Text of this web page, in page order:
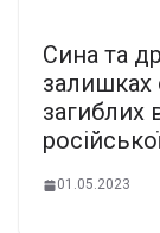
Сина та
залишках
загиблих
01.05.2023